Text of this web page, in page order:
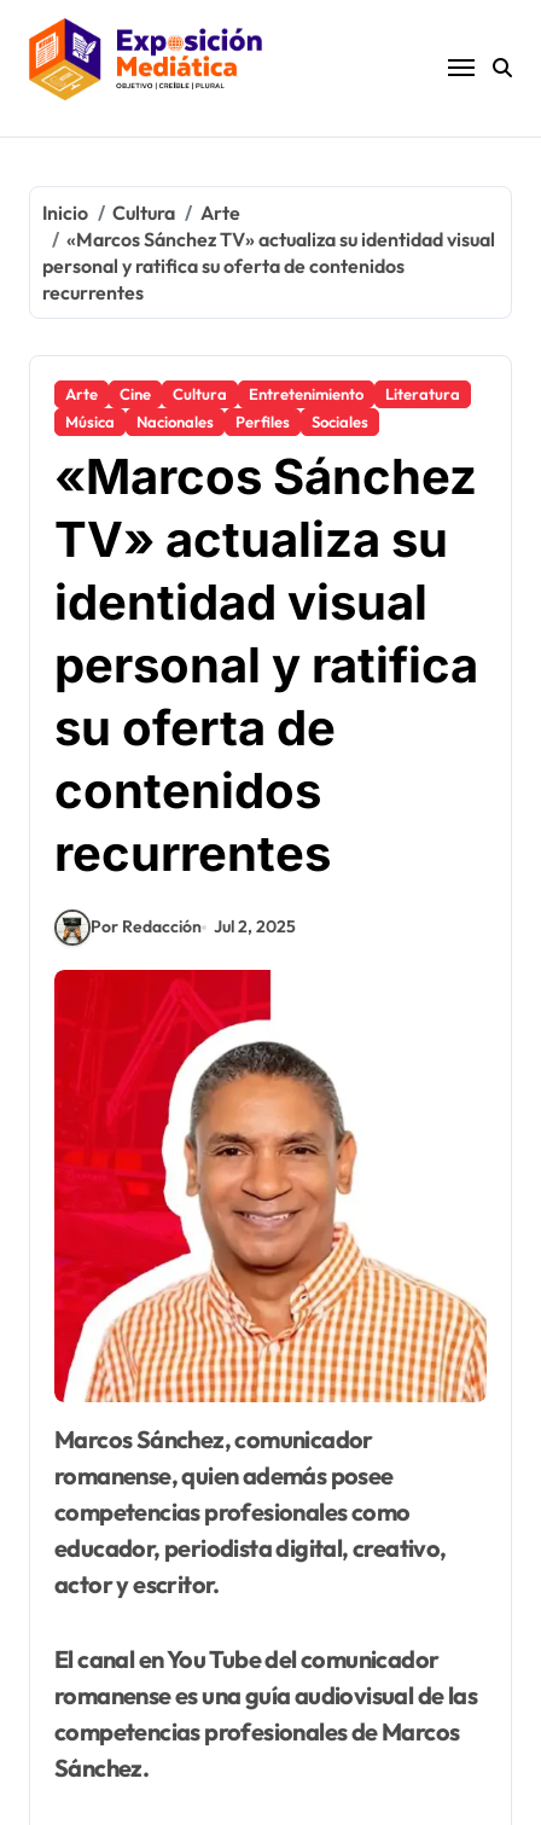
contenido
Inicio Cultura
Arte
«Marcos Sánchez TV» actualiza su identidad visual
personal y ratifica su oferta de contenidos
recurrentes
Arte Cine Cultura Entretenimiento
Literatura
Música
Nacionales Perfiles Sociales
«Marcos Sánchez
TV» actualiza su
identidad visual
personal y ratifica
su oferta de
contenidos
recurrentes
Por Redacción Jul 2, 2025
Marcos Sánchez, comunicador
romanense, quien además posee
competencias profesionales como
educador, periodista digital, creativo,
actor y escritor.
El canal en You Tube del comunicador
romanense es una guía audiovisual de las
competencias profesionales de Marcos
Sánchez.